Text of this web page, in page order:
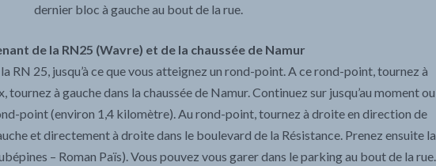
dernier bloc à gauche au bout de la rue.
de la RN25 (Wavre) et de la chaussée de Namur
RN 25, jusqu’à ce que vous atteignez un rond-point. A ce rond-point, tournez à
tournez à gauche dans la chaussée de Namur. Continuez sur jusqu’au moment ou
point (environ 1,4 kilomètre). Au rond-point, tournez à droite en direction de
et directement à droite dans le boulevard de la Résistance. Prenez ensuite la
– Roman Païs). Vous pouvez vous garer dans le parking au bout de la rue.